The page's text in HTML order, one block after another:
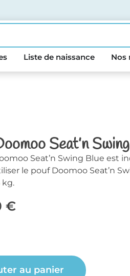
Liste de naissance Nos
Seat’n
Seat’n Swing Blue est
le pouf Doomoo Seat’n
kg.
€
au panier